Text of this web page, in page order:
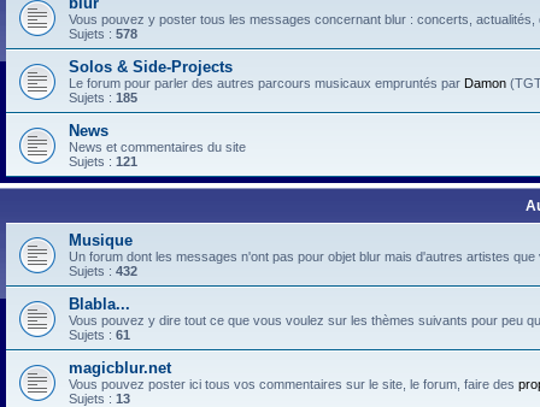
Vous pouvez y poster tous les messages concernant blur : concerts,
Sujets : 578
Solos & Side-Projects
Le forum pour parler des autres parcours musicaux empruntés par Damon
Sujets : 185
News
News et commentaires du site
Sujets : 121
Musique
Un forum dont les messages n'ont pas pour objet blur mais d'autres artistes
Sujets : 432
Blabla...
Vous pouvez y dire tout ce que vous voulez sur les thèmes suivants pour peu
Sujets : 61
magicblur.net
Vous pouvez poster ici tous vos commentaires sur le site, le forum, faire des
Sujets : 13